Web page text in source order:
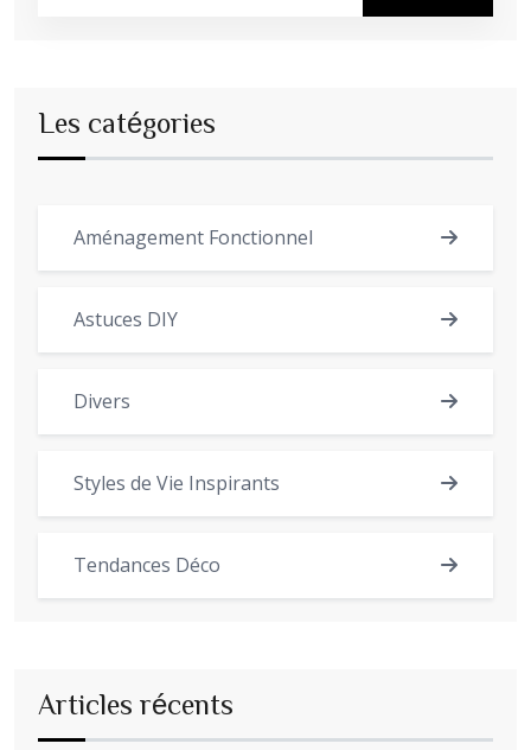
Les catégories
Aménagement Fonctionnel
Astuces DIY
Divers
Styles de Vie Inspirants
Tendances Déco
Articles récents